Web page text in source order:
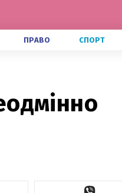
ПРАВО СПОРТ